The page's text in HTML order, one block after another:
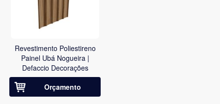
Revestimento Poliestireno
Painel Ubá Nogueira |
Defaccio Decorações
Orçamento